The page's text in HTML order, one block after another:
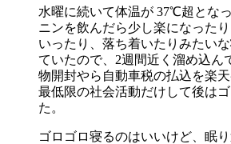
水曜に続いて体温が 37℃超とな
ニンを飲んだら少し楽になった
いったり、落ち着いたりみたい
ていたので、2週間近く溜め込ん
物開封やら自動車税の払込を楽
最低限の社会活動だけして後は
た。
ゴロゴロ寝るのはいいけど、眠